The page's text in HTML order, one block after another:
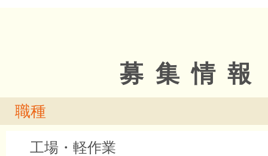
募集情報
職種
工場・軽作業